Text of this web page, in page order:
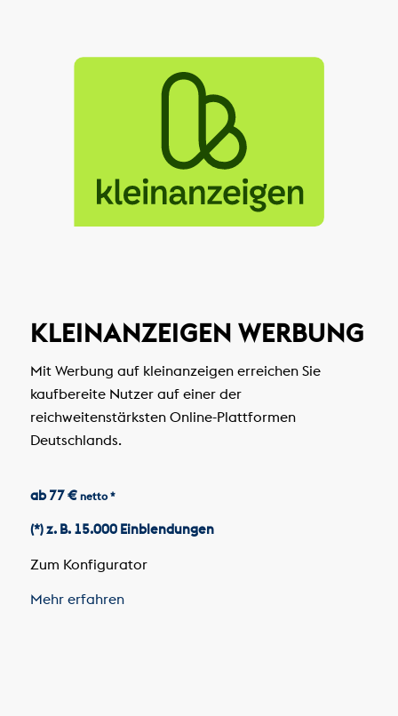
KLEINANZEIGEN WERBUNG
Mit Werbung auf kleinanzeigen erreichen Sie
kaufbereite Nutzer auf einer der
reichweitenstärksten Online-Plattformen
Deutschlands.
ab 77 € netto *
(*) z. B. 15.000 Einblendungen
Zum Konfigurator
Mehr erfahren